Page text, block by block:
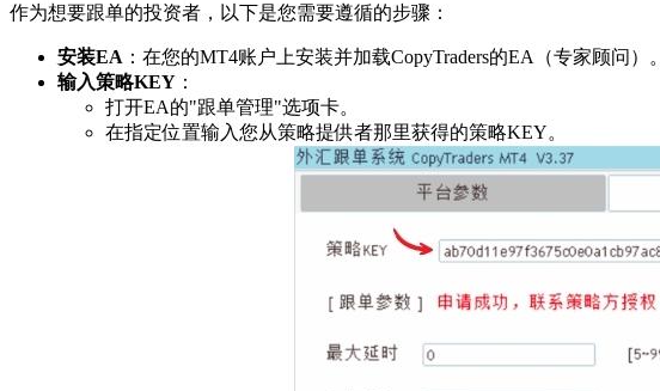
作为想要跟单的投资者，以下是您需要遵循的步骤：
安装EA ：在您的MT4账户上安装并加载CopyTraders的EA（专家顾问）。
输入策略KEY ：
打开EA的"跟单管理"选项卡。
在指定位置输入您从策略提供者那里获得的策略KEY。